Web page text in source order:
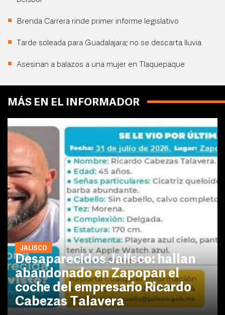
Brenda Carrera rinde primer informe legislativo
Tarde soleada para Guadalajara; no se descarta lluvia
Asesinan a balazos a una mujer en Tlaquepaque
MÁS EN EL INFORMADOR
JALISCO
Desaparecidos Jalisco: hallan
abandonado en Zapopan el
coche del empresario Ricardo
Cabezas Talavera